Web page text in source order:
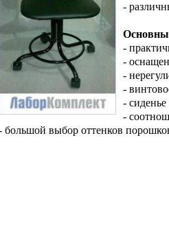
-
-
-
-
-
-
-
большой выбор оттенков